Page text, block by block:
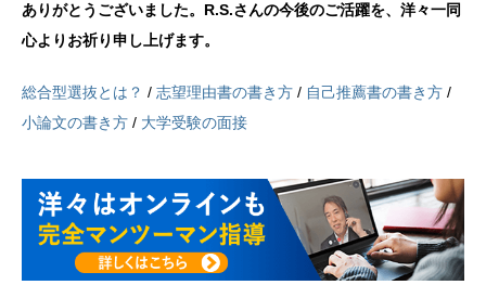
ありがとうございました。R.S.さんの今後のご活躍を、洋々一同
心よりお祈り申し上げます。
総合型選抜とは？ / 志望理由書の書き方 / 自己推薦書の書き方 /
小論文の書き方 / 大学受験の面接